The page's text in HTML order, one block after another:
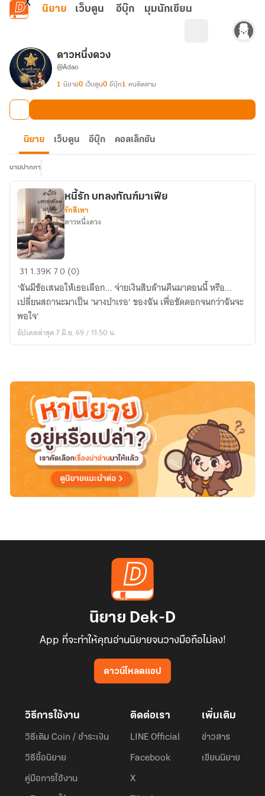
ข้ามไปยังเนื้อหาหลัก
นิยาย เว็บตูน อีบุ๊ก มุมนักเขียน
ดาวหนึ่งดวง
@Adao
1 นิยาย0 เว็บตูน0 อีบุ๊ก1 คนติดตาม
นิยาย เว็บตูน อีบุ๊ก คอลเล็กชัน
นามปากกา
หนี้
รัก
บท
ลง
ทัณฑ์
มาเฟีย
หนี้รัก บทลงทัณฑ์มาเฟีย
รักสีเทา
ดาวหนึ่งดวง
31 1.39K70 (0)
‘ฉันมีข้อเสนอให้เธอเลือก... จ่ายเงินสิบล้านคืนมาตอนนี้ หรือ...
เปลี่ยนสถานะมาเป็น ‘นางบำเรอ’ ของฉัน เพื่อขัดดอกจนกว่าฉันจะ
พอใจ’
อัปเดตล่าสุด 7 มิ.ย. 69 / 11:50 น.
นิยาย Dek-D
App ที่จะทำให้คุณอ่านนิยายจนวางมือถือไม่ลง!
ดาวน์โหลดแอป
วิธีการใช้งาน
วิธีเติม Coin / ชำระเงิน
วิธีซื้อนิยาย
คู่มือการใช้งาน
ติดต่อเรา
LINE Official
Facebook
X
เพิ่มเติม
ข่าวสาร
เขียนนิยาย